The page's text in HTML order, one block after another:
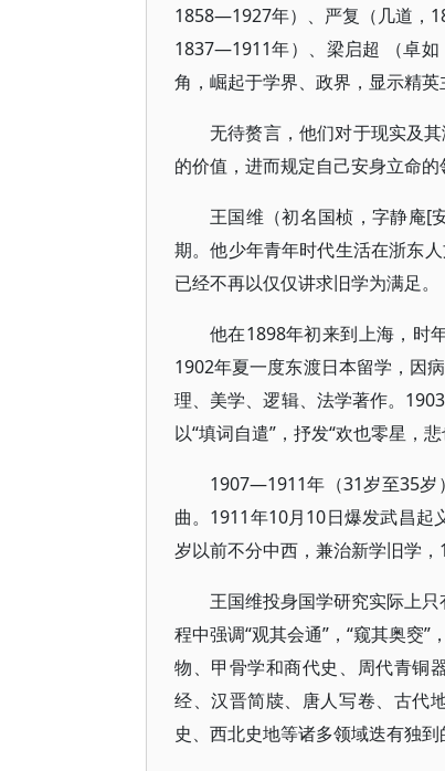
1858—1927年）、严复（几道，
1837—1911年）、梁启超 （卓
角，崛起于学界、政界，显示精英
无待赘言，他们对于现实及
的价值，进而规定自己安身立命的
王国维（初名国桢，字静庵[
期。他少年青年时代生活在浙东
已经不再以仅仅讲求旧学为满足。
他在1898年初来到上海，时
1902年夏一度东渡日本留学，因
理、美学、逻辑、法学著作。
以“填词自遣”，抒发“欢也零星，
1907—1911年（31岁至35岁
曲。1911年10月10日爆发武昌起
岁以前不分中西，兼治新学旧学
王国维投身国学研究实际上
程中强调“观其会通”，“窥其奥窔
物、甲骨学和商代史、周代青铜
经、汉晋简牍、唐人写卷、古代
史、西北史地等诸多领域迭有独到